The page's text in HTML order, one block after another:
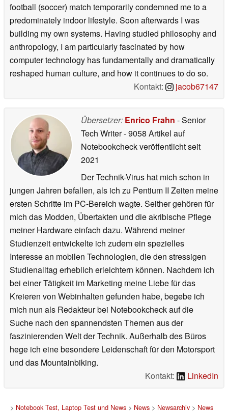
football (soccer) match temporarily condemned me to a
predominately indoor lifestyle. Soon afterwards I was
building my own systems. Having studied philosophy and
anthropology, I am particularly fascinated by how
computer technology has fundamentally and dramatically
reshaped human culture, and how it continues to do so.
Kontakt:
jacob67147
Übersetzer: Enrico Frahn - Senior
Tech Writer- 9058 Artikel auf
Notebookcheck veröffentlichtseit
2021
Der Technik-Virus hat mich schon in
jungen Jahren befallen, als ich zu Pentium II Zeiten meine
ersten Schritte im PC-Bereich wagte. Seither gehören für
mich das Modden, Übertakten und die akribische Pflege
meiner Hardware einfach dazu. Während meiner
Studienzeit entwickelte ich zudem ein spezielles
Interesse an mobilen Technologien, die den stressigen
Studienalltag erheblich erleichtern können. Nachdem ich
bei einer Tätigkeit im Marketing meine Liebe für das
Kreieren von Webinhalten gefunden habe, begebe ich
mich nun als Redakteur bei Notebookcheck auf die
Suche nach den spannendsten Themen aus der
faszinierenden Welt der Technik. Außerhalb des Büros
hege ich eine besondere Leidenschaft für den Motorsport
und das Mountainbiking.
Kontakt:
LinkedIn
> Notebook Test, Laptop Test und News> News> Newsarchiv> News